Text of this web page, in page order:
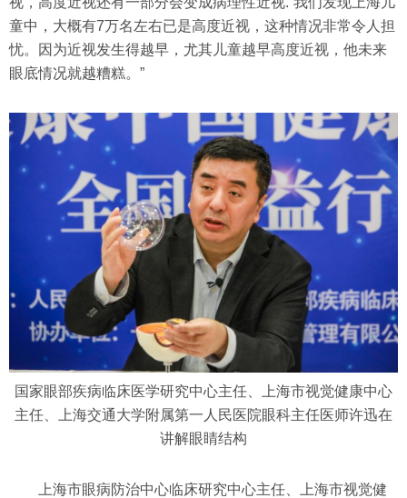
童中，大概有7万名左右已是高度近视，这种情况非常令人担
忧。因为近视发生得越早，尤其儿童越早高度近视，他未来
眼底情况就越糟糕。”
国家眼部疾病临床医学研究中心主任、上海市视觉健康中心
主任、上海交通大学附属第一人民医院眼科主任医师许迅在
讲解眼睛结构
上海市眼病防治中心临床研究中心主任、上海市视觉健